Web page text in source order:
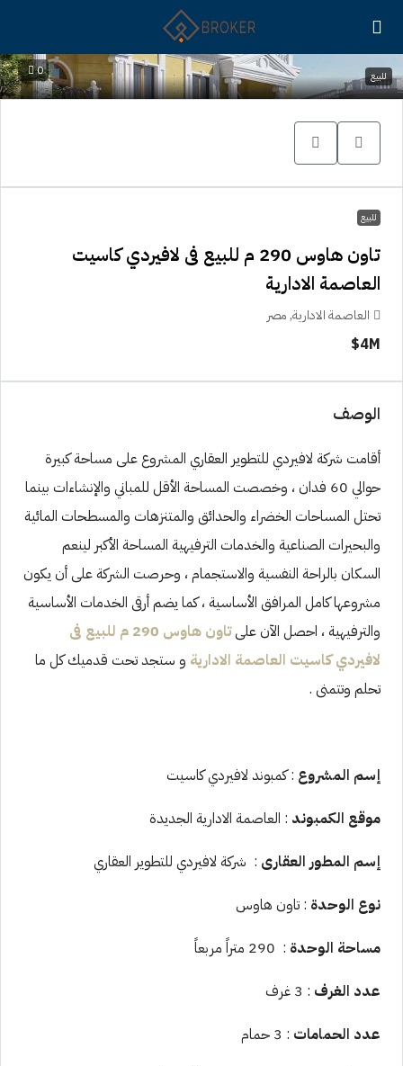
0 للبيع
للبيع
تاون هاوس 290 م للبيع فى لافيردي كاسيت
العاصمة الادارية
العاصمة الادارية, مصر
4M$
الوصف
أقامت شركة لافيردي للتطوير العقاري المشروع على مساحة كبيرة
حوالي 60 فدان ، وخصصت المساحة الأقل للمباني والإنشاءات بينما
تحتل المساحات الخضراء والحدائق والمتنزهات والمسطحات المائية
والبحيرات الصناعية والخدمات الترفيهية المساحة الأكبر لينعم
السكان بالراحة النفسية والاستجمام ، وحرصت الشركة على أن يكون
مشروعها كامل المرافق الأساسية ، كما يضم أرقى الخدمات الأساسية
والترفيهية ، احصل الآن على
تاون هاوس 290 م للبيع فى
لافيردي كاسيت العاصمة الادارية و ستجد تحت قدميك كل ما
تحلم وتتمنى .
إسم المشروع : كمبوند لافيردي كاسيت
موقع الكمبوند : العاصمة الادارية الجديدة
إسم المطور العقارى : شركة لافيردي للتطوير العقاري
نوع الوحدة : تاون هاوس
مساحة الوحدة : 290 متراً مربعاً
عدد الغرف : 3 غرف
عدد الحمامات : 3 حمام